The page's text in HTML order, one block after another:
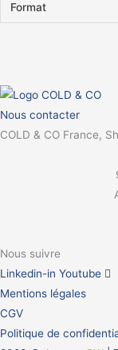
Format
Nous contacter
COLD & CO France,
Nous suivre
Linkedin-in Youtube
Mentions légales
CGV
Politique de